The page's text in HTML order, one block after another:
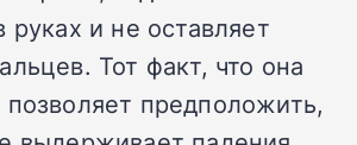
руках и не оставляет
Тот факт, что она
позволяет предположить,